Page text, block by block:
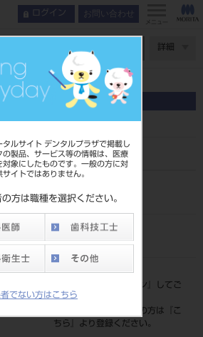
タルサイト デンタルプラザで掲載し
の製品、サービス等の情報は、医療
対象にしたものです。一般の方に対
イトではありません。
方は職種を選択ください。
でない方はこちら
ログイン お問い合わせ
メニュー
詳細
ーブ 06テーパー 21㎜ #35
合わせ
パー 21㎜ #35
20638003235
JAN/EANコード
標準価格
ログイン
』してご
覧ください。
ネット会員登録がまだの方は『
こ
ちら
』より登録ください。